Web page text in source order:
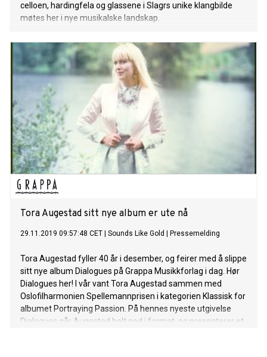
celloen, hardingfela og glassene i Slagrs unike klangbilde
møtes her i nye musikalske landskap.
Tora Augestad sitt nye album er ute nå
29.11.2019 09:57:48 CET Sounds Like Gold Pressemelding
Tora Augestad fyller 40 år i desember, og feirer med å slippe
sitt nye album Dialogues på Grappa Musikkforlag i dag. Hør
Dialogues her! I vår vant Tora Augestad sammen med
Oslofilharmonien Spellemannprisen i kategorien Klassisk for
albumet Portraying Passion. På hennes nyeste utgivelse
Dialogues går Augestad helt ned i format, og presenterer et